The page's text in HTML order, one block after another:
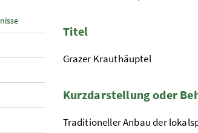
Titel
Grazer Krauthäuptel
Kurzdarstellung oder
Traditioneller Anbau der